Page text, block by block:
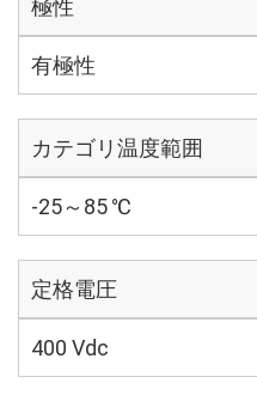
極性
有極性
カテゴリ温度範囲
-25～85 ℃
定格電圧
400 Vdc